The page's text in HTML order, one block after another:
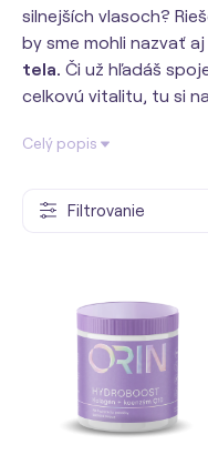
silnejších vlasoch?
by sme mohli nazvať aj
tela. Či už hľadáš
celkovú vitalitu, tu si
Celý popis
Filtrovanie